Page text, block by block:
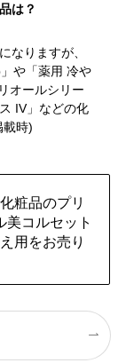
は？
なりますが、
や「薬用 冷や
オールシリー
IV」などの化
時)
粧品のプリ
美コルセット
用をお売り